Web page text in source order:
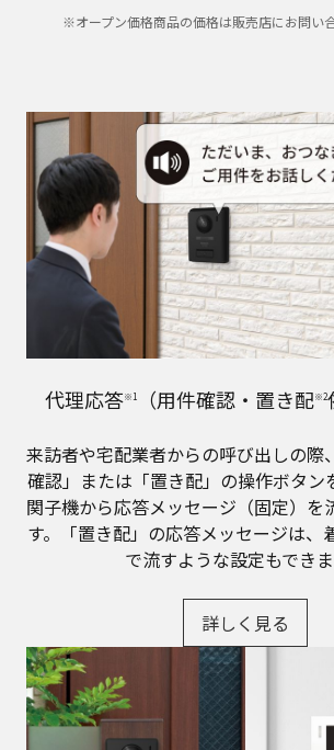
※オープン価格商品の価格は販売店にお問い
代理応答※1 （用件確認・置き配※2
来訪者や宅配業者からの呼び出しの際
確認」または「置き配」の操作ボタン
関子機から応答メッセージ（固定）を
す。「置き配」の応答メッセージは、
で流すような設定もできま
詳しく見る